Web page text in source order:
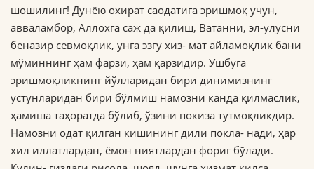
шошилинг! Дунёю охират саодатига эришмоқ учун,
авваламбор, Аллохга саж да қилиш, Ватанни, эл-улусни
беназир севмоқлик, унга эзгу хиз- мат айламоқлик бани
мўминнинг ҳам фарзи, ҳам қарзидир. Ушбуга
эришмоқликнинг йўлларидан бири динимизнинг
устунларидан бири бўлмиш намозни канда қилмаслик,
ҳамиша таҳоратда бўлиб, ўзини покиза тутмоқликдир.
Намозни одат қилган кишининг дили покла- нади, ҳар
хил иллатлардан, ёмон ниятлардан фориг бўлади.